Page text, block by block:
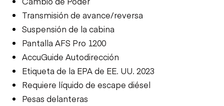
Transmisión de avance/reversa
Suspensión de la cabina
Pantalla AFS Pro 1200
AccuGuide Autodirección
Etiqueta de la EPA de EE. UU. 2023
Requiere líquido de escape diésel
Pesas delanteras